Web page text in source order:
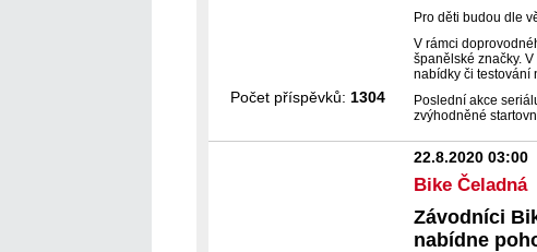
Pro děti budou dle
V rámci
španělské značky.
nabídky či testování
Poslední akce
zvýhodněné
Počet příspěvků: 1304
22.8.2020 03:00
Bike Čeladná
Závodníci
nabídne